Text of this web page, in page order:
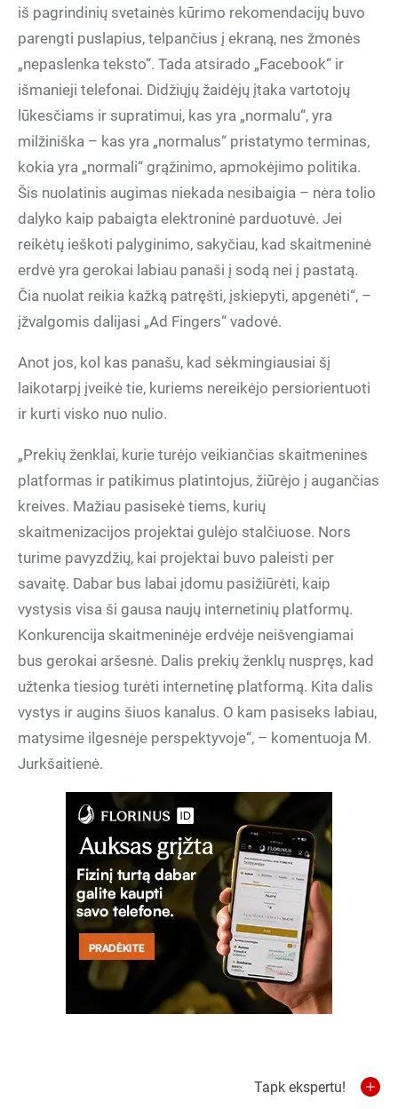
iš pagrindinių svetainės kūrimo rekomendacijų buvo
parengti puslapius, telpančius į ekraną, nes žmonės
„nepaslenka teksto“. Tada atsirado „Facebook“ ir
išmanieji telefonai. Didžiųjų žaidėjų įtaka vartotojų
lūkesčiams ir supratimui, kas yra „normalu“, yra
milžiniška – kas yra „normalus“ pristatymo terminas,
kokia yra „normali“ grąžinimo, apmokėjimo politika.
Šis nuolatinis augimas niekada nesibaigia – nėra tolio
dalyko kaip pabaigta elektroninė parduotuvė. Jei
reikėtų ieškoti palyginimo, sakyčiau, kad skaitmeninė
erdvė yra gerokai labiau panaši į sodą nei į pastatą.
Čia nuolat reikia kažką patręšti, įskiepyti, apgenėti“, –
įžvalgomis dalijasi „Ad Fingers“ vadovė.
Anot jos, kol kas panašu, kad sėkmingiausiai šį
laikotarpį įveikė tie, kuriems nereikėjo persiorientuoti
ir kurti visko nuo nulio.
„Prekių ženklai, kurie turėjo veikiančias skaitmenines
platformas ir patikimus platintojus, žiūrėjo į augančias
kreives. Mažiau pasisekė tiems, kurių
skaitmenizacijos projektai gulėjo stalčiuose. Nors
turime pavyzdžių, kai projektai buvo paleisti per
savaitę. Dabar bus labai įdomu pasižiūrėti, kaip
vystysis visa ši gausa naujų internetinių platformų.
Konkurencija skaitmeninėje erdvėje neišvengiamai
bus gerokai aršesnė. Dalis prekių ženklų nuspręs, kad
užtenka tiesiog turėti internetinę platformą. Kita dalis
vystys ir augins šiuos kanalus. O kam pasiseks labiau,
matysime ilgesnėje perspektyvoje“, – komentuoja M.
Jurkšaitienė.
Tapk ekspertu!